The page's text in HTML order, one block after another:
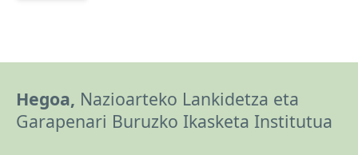
Hegoa, Nazioarteko Lankidetza eta
Garapenari Buruzko Ikasketa Institutua